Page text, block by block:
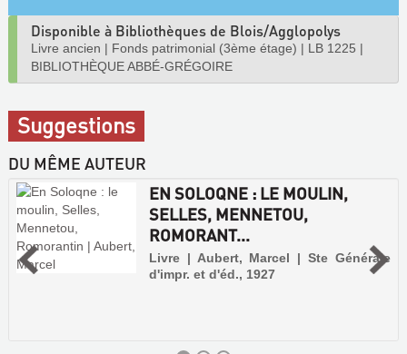
Disponible à Bibliothèques de Blois/Agglopolys
Livre ancien | Fonds patrimonial (3ème étage) | LB 1225 |
BIBLIOTHÈQUE ABBÉ-GRÉGOIRE
Suggestions
DU MÊME AUTEUR
EN SOLOQNE : LE MOULIN,
SELLES, MENNETOU,
ROMORANT...
Livre | Aubert, Marcel | Ste Générale
d'impr. et d'éd., 1927